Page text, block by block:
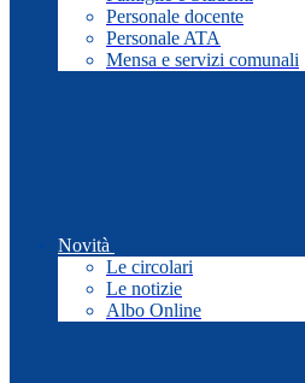
Personale docente
Personale ATA
Mensa e servizi comunali
Novità
Le circolari
Le notizie
Albo Online